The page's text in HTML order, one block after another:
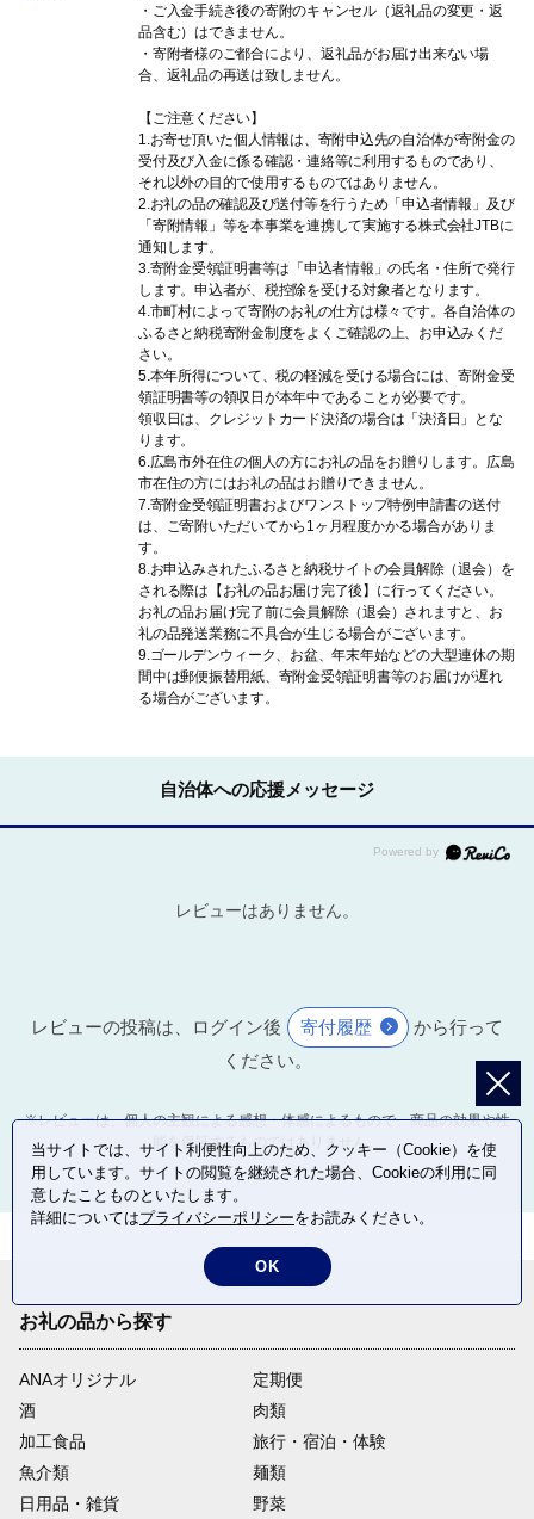
活用の取組を進めます。
公共花壇の維持管理
市民や企業の皆さんと市が一体と
なって、緑のまちづくりを進める
ため、平和大通りなどにある花壇
の維持管理を行います。
ームプレートの設置を希望する）
※応援メッセージ欄へ「プレート
に記載する氏名」を記入してくだ
さい。
平和で豊かな社会の存続に貢献す
ることを基本理念としてきた安佐
動物公園における施設の再整備事
セージ」欄に、プレートに記載す
る氏名を記入してくだい。
広島市安佐動物公園の再整備（ネ
ームプレートの設置を希望しな
い）
平和で豊かな社会の存続に貢献す
ることを基本理念としてきた安佐
動物公園における施設の再整備事
業などに役立てます。
広島の復興を見届けてきた被爆橋
の一つである京橋を架設当時の姿
である青銅製に復元します。
西平和大橋歩道橋の整備
す。
子どもの安全対策グッズ（見守り
活動用ジャンパーなど）の寄付を
いただき、地域での子どもの見守
教育の充実
24
地域貢献人材を育成する大学・高
校等への支援
地域に愛着や誇りを持ち地域に貢
献する人材を育成する為、広島広
・ご入金手続き後の寄附のキャンセル（返礼品の変更・返
品含む）はできません。
・寄附者様のご都合により、返礼品がお届け出来ない場
合、返礼品の再送は致しません。
【ご注意ください】
1.お寄せ頂いた個人情報は、寄附申込先の自治体が寄附金の
受付及び入金に係る確認・連絡等に利用するものであり、
それ以外の目的で使用するものではありません。
2.お礼の品の確認及び送付等を行うため「申込者情報」及び
「寄附情報」等を本事業を連携して実施する株式会社JTBに
通知します。
3.寄附金受領証明書等は「申込者情報」の氏名・住所で発行
します。申込者が、税控除を受ける対象者となります。
4.市町村によって寄附のお礼の仕方は様々です。各自治体の
ふるさと納税寄附金制度をよくご確認の上、お申込みくだ
さい。
5.本年所得について、税の軽減を受ける場合には、寄附金受
領証明書等の領収日が本年中であることが必要です。
領収日は、クレジットカード決済の場合は「決済日」とな
ります。
6.広島市外在住の個人の方にお礼の品をお贈りします。広島
市在住の方にはお礼の品はお贈りできません。
7.寄附金受領証明書およびワンストップ特例申請書の送付
は、ご寄附いただいてから1ヶ月程度かかる場合がありま
す。
8.お申込みされたふるさと納税サイトの会員解除（退会）を
される際は【お礼の品お届け完了後】に行ってください。
お礼の品お届け完了前に会員解除（退会）されますと、お
礼の品発送業務に不具合が生じる場合がございます。
9.ゴールデンウィーク、お盆、年末年始などの大型連休の期
間中は郵便振替用紙、寄附金受領証明書等のお届けが遅れ
る場合がございます。
自治体への応援メッセージ
レビューはありません。
レビューの投稿は、ログイン後 寄付履歴
から行って
ください。
※レビューは、個人の主観による感想・体感によるもので、商品の効果や性
能を保証するものではありません。
お礼の品から探す
ANAオリジナル
定期便
酒
肉類
加工食品
旅行・宿泊・体験
魚介類
麺類
日用品・雑貨
野菜
当サイトでは、サイト利便性向上のため、クッキー（Cookie）を使
用しています。サイトの閲覧を継続された場合、Cookieの利用に同
意したことものといたします。
詳細についてはプライバシーポリシーをお読みください。
OK